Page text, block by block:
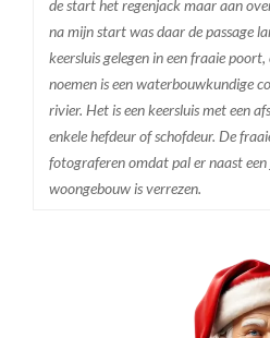
de start het regenjack maar aan
na mijn start was daar de passage
keersluis gelegen in een fraaie
noemen is een waterbouwkundige
rivier. Het is een keersluis met een
enkele hefdeur of schofdeur. De
fotograferen omdat pal er naast een
woongebouw is verrezen.